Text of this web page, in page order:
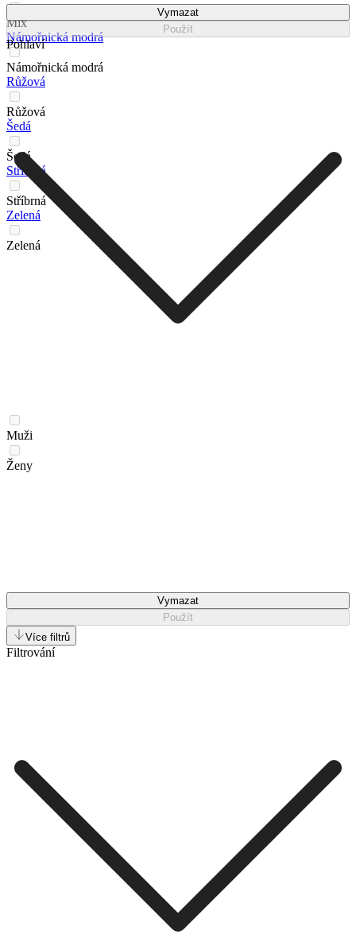
Mix
Námořnická modrá
Námořnická modrá
Růžová
Růžová
Šedá
Šedá
Stříbrná
Stříbrná
Zelená
Zelená
Vymazat
Použít
Pohlaví
Muži
Ženy
Vymazat
Použít
Více filtrů
Filtrování